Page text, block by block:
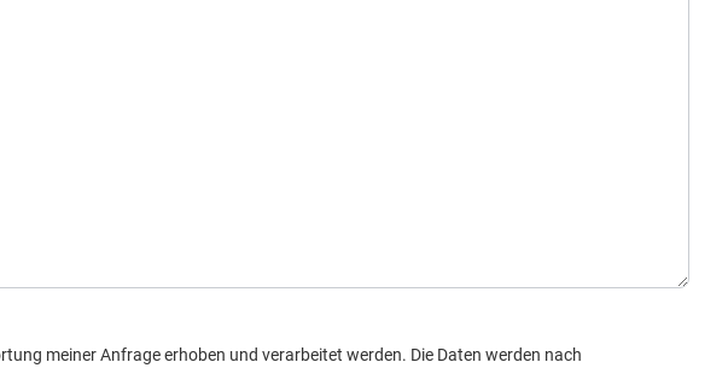
meiner Anfrage erhoben und verarbeitet werden. Die Daten werden nach